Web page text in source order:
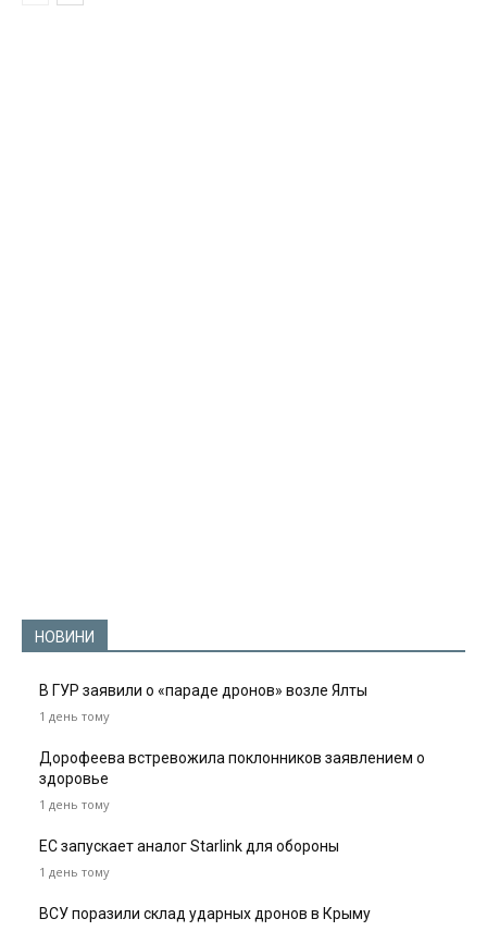
НОВИНИ
В ГУР заявили о «параде дронов» возле Ялты
1 день тому
Дорофеева встревожила поклонников заявлением о
здоровье
1 день тому
ЕС запускает аналог Starlink для обороны
1 день тому
ВСУ поразили склад ударных дронов в Крыму